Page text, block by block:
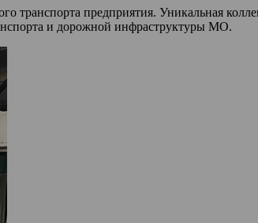
транспорта предприятия. Уникальная
и дорожной инфраструктуры МО.